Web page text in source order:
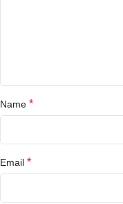
Name *
Email *